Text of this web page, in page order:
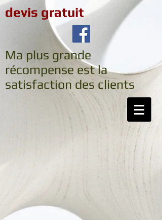
devis gratuit
Ma plus grande
récompense est la
satisfaction des clients